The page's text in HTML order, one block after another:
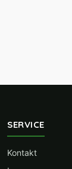
SERVICE
Kontakt